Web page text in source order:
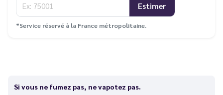
Estimer
*Service réservé à la France métropolitaine.
Si vous ne fumez pas, ne vapotez pas.